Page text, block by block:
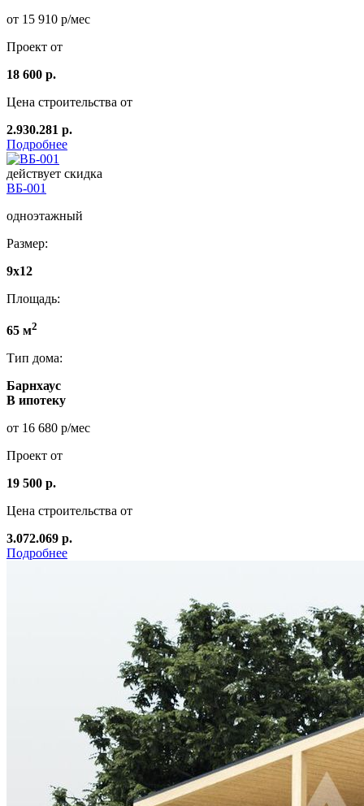
от 15 910 р/мес
Проект от
18 600 р.
Цена строительства от
2.930.281 р.
Подробнее
действует скидка
ВБ-001
одноэтажный
Размер:
9x12
Площадь:
65 м2
Тип дома:
Барнхаус
В ипотеку
от 16 680 р/мес
Проект от
19 500 р.
Цена строительства от
3.072.069 р.
Подробнее